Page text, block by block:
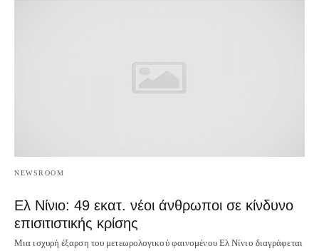
NEWSROOM
Ελ Νίνιο: 49 εκατ. νέοι άνθρωποι σε κίνδυνο
επισιτιστικής κρίσης
Μια ισχυρή έξαρση του μετεωρολογικού φαινομένου Ελ Νίνιο διαγράφεται